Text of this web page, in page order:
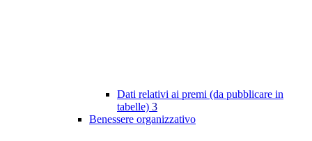
Dati relativi ai premi (da pubblicare in
tabelle) 3
Benessere organizzativo